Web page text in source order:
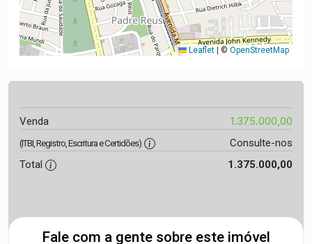
Leaflet © OpenStreetMap
Venda 1.375.000,00
(ITBI, Registro, Escritura e Certidões)
Consulte-nos
Total
1.375.000,00
Fale com a gente sobre este imóvel